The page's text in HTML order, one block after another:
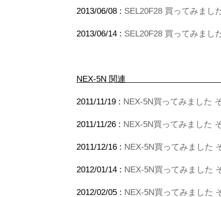
2013/06/08 : SEL20F28 買ってみまし
2013/06/14 : SEL20F28 買ってみまし
NEX-5N 関連
2011/11/19 : NEX-5N買ってみました
2011/11/26 : NEX-5N買ってみました
2011/12/16 : NEX-5N買ってみました
2012/01/14 : NEX-5N買ってみました
2012/02/05 : NEX-5N買ってみました